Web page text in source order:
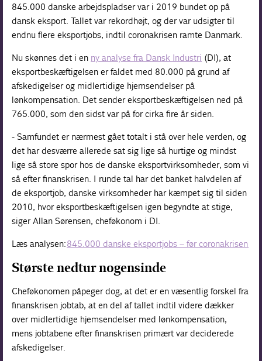
845.000 danske arbejdspladser var i 2019 bundet op på
dansk eksport. Tallet var rekordhøjt, og der var udsigter til
endnu flere eksportjobs, indtil coronakrisen ramte Danmark.
Nu skønnes det i en ny analyse fra Dansk Industri (DI), at
eksportbeskæftigelsen er faldet med 80.000 på grund af
afskedigelser og midlertidige hjemsendelser på
lønkompensation. Det sender eksportbeskæftigelsen ned på
765.000, som den sidst var på for cirka fire år siden.
- Samfundet er nærmest gået totalt i stå over hele verden, og
det har desværre allerede sat sig lige så hurtige og mindst
lige så store spor hos de danske eksportvirksomheder, som vi
så efter finanskrisen. I runde tal har det banket halvdelen af
de eksportjob, danske virksomheder har kæmpet sig til siden
2010, hvor eksportbeskæftigelsen igen begyndte at stige,
siger Allan Sørensen, cheføkonom i DI.
Læs analysen:845.000 danske eksportjobs – før coronakrisen
Største nedtur nogensinde
Cheføkonomen påpeger dog, at det er en væsentlig forskel fra
finanskrisen jobtab, at en del af tallet indtil videre dækker
over midlertidige hjemsendelser med lønkompensation,
mens jobtabene efter finanskrisen primært var deciderede
afskedigelser.